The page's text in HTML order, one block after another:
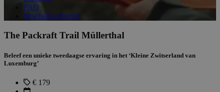
FAQ
Beschikbaarheden
The Packraft Trail Müllerthal
Beleef een unieke tweedaagse ervaring in het ‘Kleine Zwitserland van
Luxemburg’
€ 179